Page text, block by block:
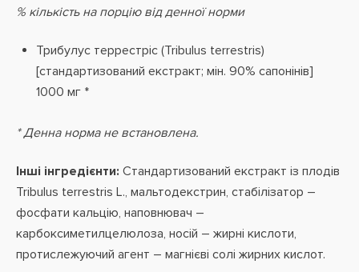
% кількість на порцію від денної норми
Трибулус террестріс (Tribulus terrestris)
[стандартизований екстракт; мін. 90% сапонінів]
1000 мг *
* Денна норма не встановлена.
Інші інгредієнти: Стандартизований екстракт із плодів
Tribulus terrestris L., мальтодекстрин, стабілізатор –
фосфати кальцію, наповнювач –
карбоксиметилцелюлоза, носій – жирні кислоти,
протислежуючий агент – магнієві солі жирних кислот.